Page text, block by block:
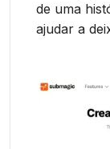
de uma
ajudar a